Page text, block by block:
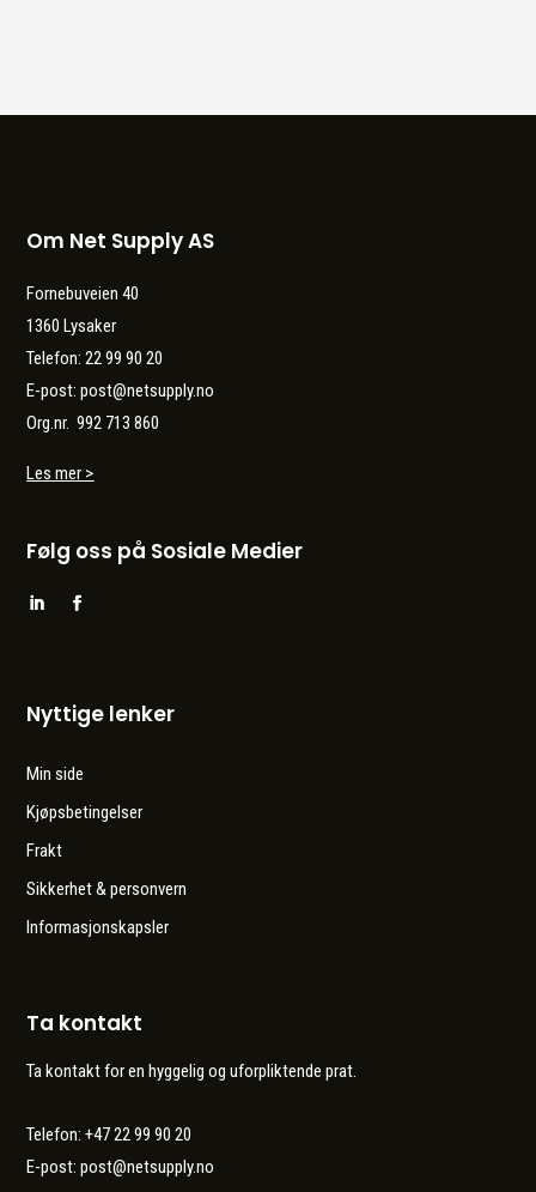
Om Net Supply AS
Fornebuveien 40
1360 Lysaker
Telefon: 22 99 90 20
E-post: post@netsupply.no
Org.nr. 992 713 860
Les mer >
Følg oss på Sosiale Medier
Nyttige lenker
Min side
Kjøpsbetingelser
Frakt
Sikkerhet & personvern
Informasjonskapsler
Ta kontakt
Ta kontakt for en hyggelig og uforpliktende prat.
Telefon: +47 22 99 90 20
E-post:post@netsupply.no